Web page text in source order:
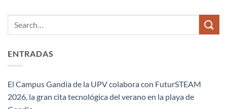
ENTRADAS
El Campus Gandia de la UPV colabora con FuturSTEAM
2026, la gran cita tecnológica del verano en la playa de